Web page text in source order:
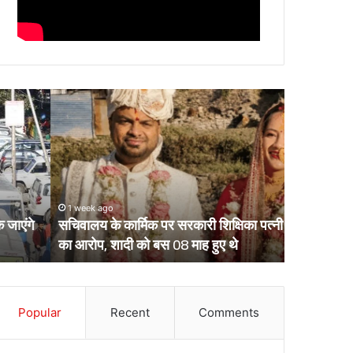
1 week ago
सचिवालय के कार्मिक पर सरकारी शिक्षिका पत्नी की हत्या
का आरोप, शादी को बस 08 माह हुए थे
उत्तराखंड
के
आईपीएस
पहुंचे
हाईकोर्ट,
आईजी
से
डीआईजी
बनाकर
भेजे
Popular Recent Comments